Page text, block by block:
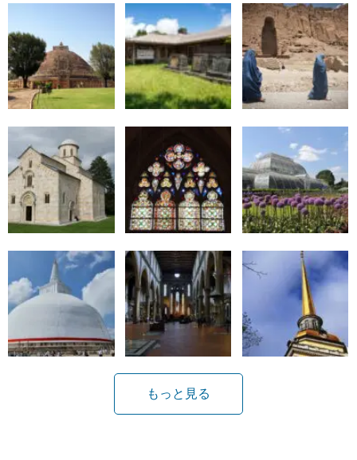
もっと見る